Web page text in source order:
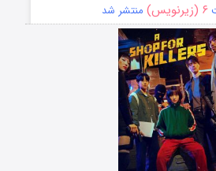
۶ (زیرنویس) منتشر شد